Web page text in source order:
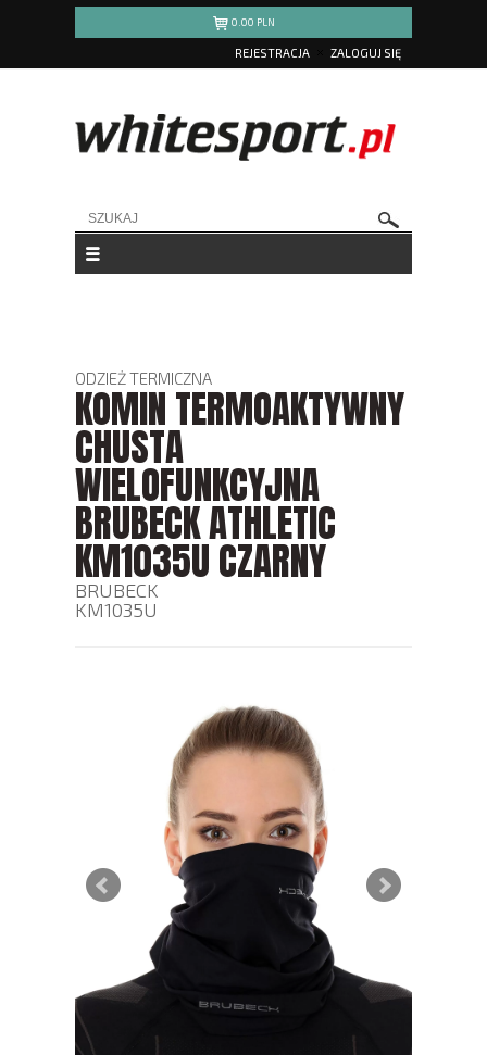
0.00 PLN
REJESTRACJA ZALOGUJ SIĘ
ODZIEŻ TERMICZNA
KOMIN TERMOAKTYWNY
CHUSTA
WIELOFUNKCYJNA
BRUBECK ATHLETIC
KM1035U CZARNY
BRUBECK
KM1035U